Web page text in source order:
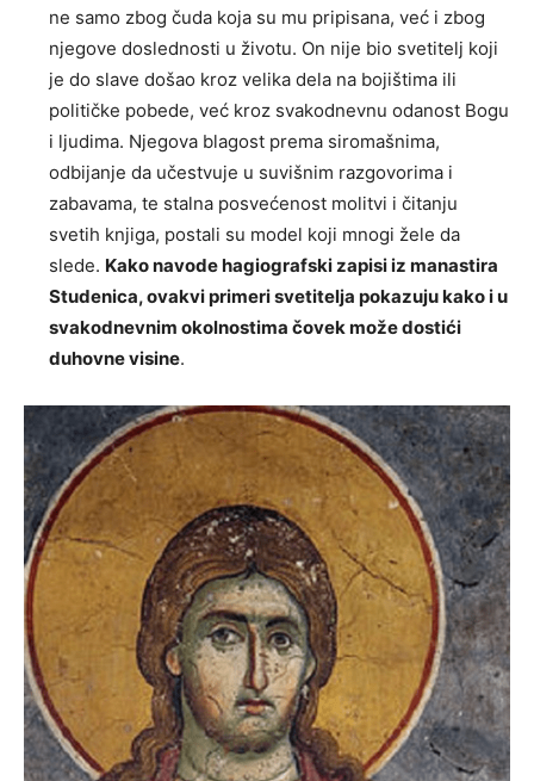
ne samo zbog čuda koja su mu pripisana, već i zbog
njegove doslednosti u životu. On nije bio svetitelj koji
je do slave došao kroz velika dela na bojištima ili
političke pobede, već kroz svakodnevnu odanost Bogu
i ljudima. Njegova blagost prema siromašnima,
odbijanje da učestvuje u suvišnim razgovorima i
zabavama, te stalna posvećenost molitvi i čitanju
svetih knjiga, postali su model koji mnogi žele da
slede. Kako navode hagiografski zapisi iz manastira
Studenica, ovakvi primeri svetitelja pokazuju kako i u
svakodnevnim okolnostima čovek može dostići
duhovne visine.